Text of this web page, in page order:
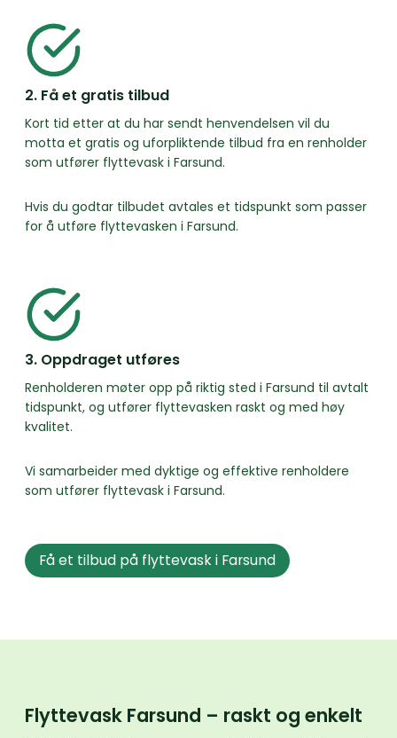
2. Få et gratis tilbud
Kort tid etter at du har sendt henvendelsen vil du
motta et gratis og uforpliktende tilbud fra en renholder
som utfører flyttevask i Farsund.
Hvis du godtar tilbudet avtales et tidspunkt som passer
for å utføre flyttevasken i Farsund.
3. Oppdraget utføres
Renholderen møter opp på riktig sted i Farsund til avtalt
tidspunkt, og utfører flyttevasken raskt og med høy
kvalitet.
Vi samarbeider med dyktige og effektive renholdere
som utfører flyttevask i Farsund.
Få et tilbud på flyttevask i Farsund
Flyttevask Farsund – raskt og enkelt